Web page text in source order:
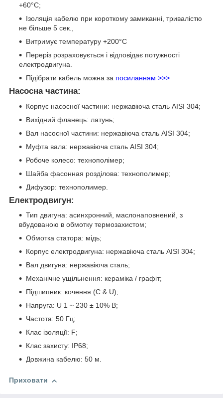
+60°C;
Ізоляція кабелю при короткому замиканні, тривалістю
не більше 5 сек.,
Витримує температуру +200°C
Переріз розраховується і відповідає потужності
електродвигуна.
Підібрати кабель можна за посиланням >>>
Насосна частина:
Корпус насосної частини: нержавіюча сталь AISI 304;
Вихідний фланець: латунь;
Вал насосної частини: нержавіюча сталь AISI 304;
Муфта вала: нержавіюча сталь AISI 304;
Робоче колесо: технополімер;
Шайба фасонная розділова: технополимер;
Дифузор: технополимер.
Електродвигун:
Тип двигуна: асинхронний, маслонаповнений, з
вбудованою в обмотку термозахистом;
Обмотка статора: мідь;
Корпус електродвигуна: нержавіюча сталь AISI 304;
Вал двигуна: нержавіюча сталь;
Механічне ущільнення: кераміка / графіт;
Підшипник: кочення (C & U);
Напруга: U 1 ~ 230 ± 10% В;
Частота: 50 Гц;
Клас ізоляції: F;
Клас захисту: IP68;
Довжина кабелю: 50 м.
Приховати